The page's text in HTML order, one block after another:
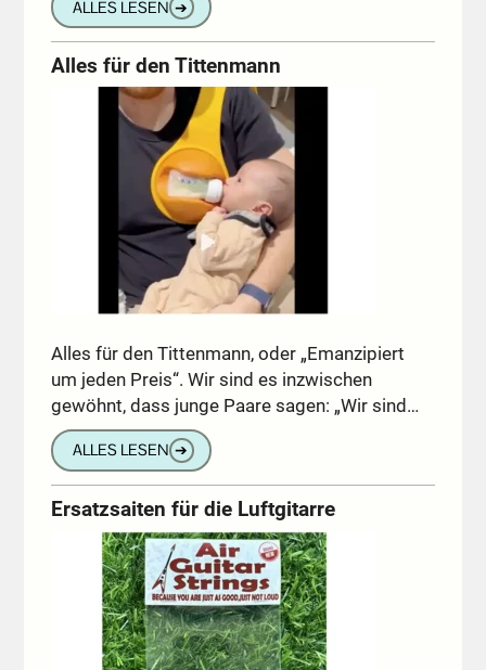
ALLES LESEN ➔
Alles für den Tittenmann
Alles für den Tittenmann, oder „Emanzipiert
um jeden Preis“. Wir sind es inzwischen
gewöhnt, dass junge Paare sagen: „Wir sind…
ALLES LESEN ➔
Ersatzsaiten für die Luftgitarre